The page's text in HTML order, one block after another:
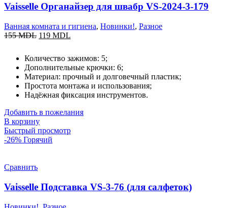
Vaisselle Органайзер для швабр VS-2024-3-179
Ванная комната и гигиена, Новинки!, Разное
155MDL 119 MDL
Количество зажимов: 5;
Дополнительные крючки: 6;
Материал: прочный и долговечный пластик;
Простота монтажа и использования;
Надёжная фиксация инструментов.
Добавить в пожелания
В корзину
Быстрый просмотр
-26% Горячий
Сравнить
Vaisselle Подставка VS-3-76 (для салфеток)